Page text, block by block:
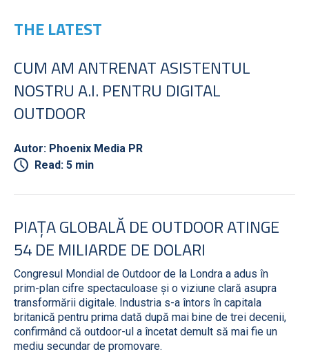
THE LATEST
CUM AM ANTRENAT ASISTENTUL
NOSTRU A.I. PENTRU DIGITAL
OUTDOOR
Autor: Phoenix Media PR
Read: 5 min
PIAȚA GLOBALĂ DE OUTDOOR ATINGE
54 DE MILIARDE DE DOLARI
Congresul Mondial de Outdoor de la Londra a adus în
prim-plan cifre spectaculoase și o viziune clară asupra
transformării digitale. Industria s-a întors în capitala
britanică pentru prima dată după mai bine de trei decenii,
confirmând că outdoor-ul a încetat demult să mai fie un
mediu secundar de promovare.